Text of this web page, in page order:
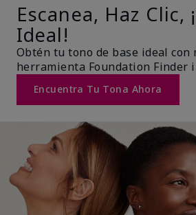
Escanea, Haz Clic,
Ideal!
Obtén tu tono de base ideal con
herramienta Foundation Finder
Encuentra Tu Tona Ahora